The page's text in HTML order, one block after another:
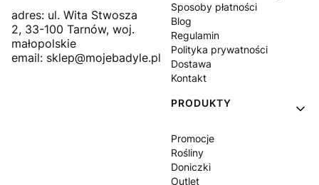
adres: ul. Wita Stwosza
2, 33-100 Tarnów, woj.
małopolskie
email: sklep@mojebadyle.pl
Sposoby płatności
Blog
Regulamin
Polityka prywatności
Dostawa
Kontakt
PRODUKTY
Promocje
Rośliny
Doniczki
Outlet